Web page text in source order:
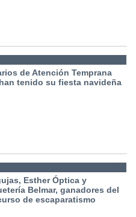
de Atención Temprana
tenido su fiesta navideña
Esther Óptica y
Belmar, ganadores del
de escaparatismo